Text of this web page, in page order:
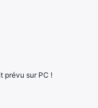
prévu sur PC !